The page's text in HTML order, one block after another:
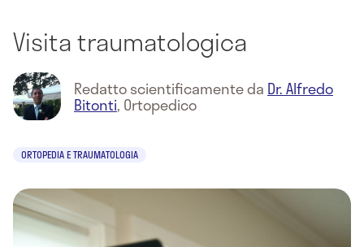
Visita traumatologica
Redatto scientificamente da Dr. Alfredo
Bitonti, Ortopedico
ORTOPEDIA E TRAUMATOLOGIA